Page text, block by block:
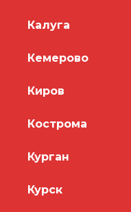
Калуга
Кемерово
Киров
Кострома
Курган
Курск